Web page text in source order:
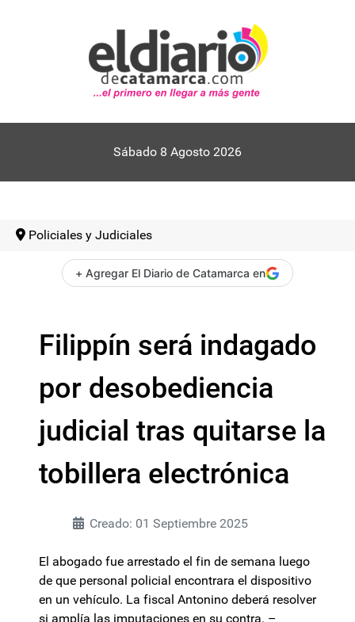
Sábado 8 Agosto 2026
Policiales y Judiciales
+ Agregar El Diario de Catamarca en
Filippín será indagado
por desobediencia
judicial tras quitarse la
tobillera electrónica
Creado: 01 Septiembre 2025
El abogado fue arrestado el fin de semana luego
de que personal policial encontrara el dispositivo
en un vehículo. La fiscal Antonino deberá resolver
si amplía las imputaciones en su contra. –